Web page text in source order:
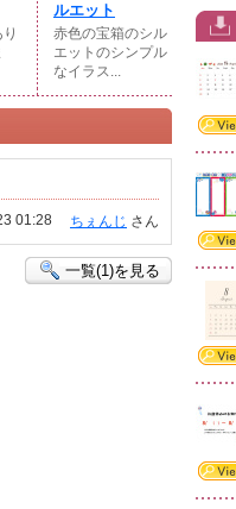
ルエット
赤色の宝箱のシル
エットのシンプル
なイラス...
ちぇんじ さん
01:28
一覧(1)を見る